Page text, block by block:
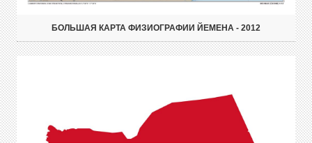
БОЛЬШАЯ КАРТА ФИЗИОГРАФИИ ЙЕМЕНА - 2012